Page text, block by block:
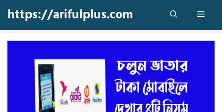
content
https://arifulplus.com Menu